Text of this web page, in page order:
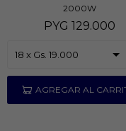
2000W
PYG 129.000